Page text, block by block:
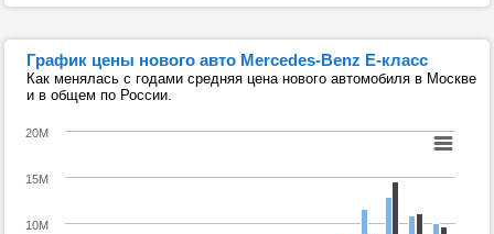
График цены нового авто Mercedes-Benz E-класс
Как менялась с годами средняя цена нового автомобиля в Москве
и в общем по России.
10M
15M
20M